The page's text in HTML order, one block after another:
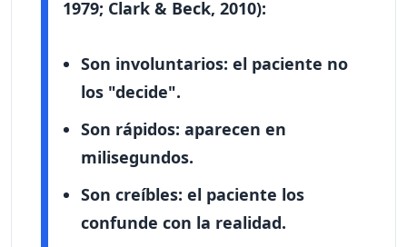
1979; Clark & Beck, 2010):
Son involuntarios: el paciente no
los "decide".
Son rápidos: aparecen en
milisegundos.
Son creíbles: el paciente los
confunde con la realidad.